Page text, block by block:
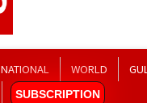
NATIONAL WORLD
SUBSCRIPTION